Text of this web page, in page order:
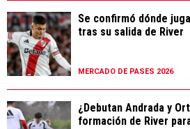
Se confirmó dónde
tras su salida de River
MERCADO DE PASES 2026
¿Debutan Andrada y
formación de River